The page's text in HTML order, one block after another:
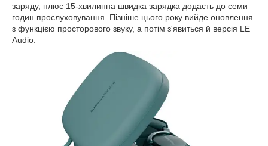
заряду, плюс 15-хвилинна швидка зарядка додасть до семи
годин прослуховування. Пізніше цього року вийде оновлення
з функцією просторового звуку, а потім з'явиться й версія LE
Audio.